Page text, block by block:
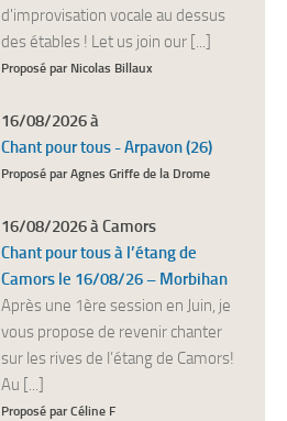
d'improvisation vocale au dessus
des étables ! Let us join our [...]
Proposé par Nicolas Billaux
16/08/2026 à
Chant pour tous - Arpavon (26)
Proposé par Agnes Griffe de la Drome
16/08/2026 à Camors
Chant pour tous à l’étang de
Camors le 16/08/26 – Morbihan
Après une 1ère session en Juin, je
vous propose de revenir chanter
sur les rives de l’étang de Camors!
Au [...]
Proposé par Céline F